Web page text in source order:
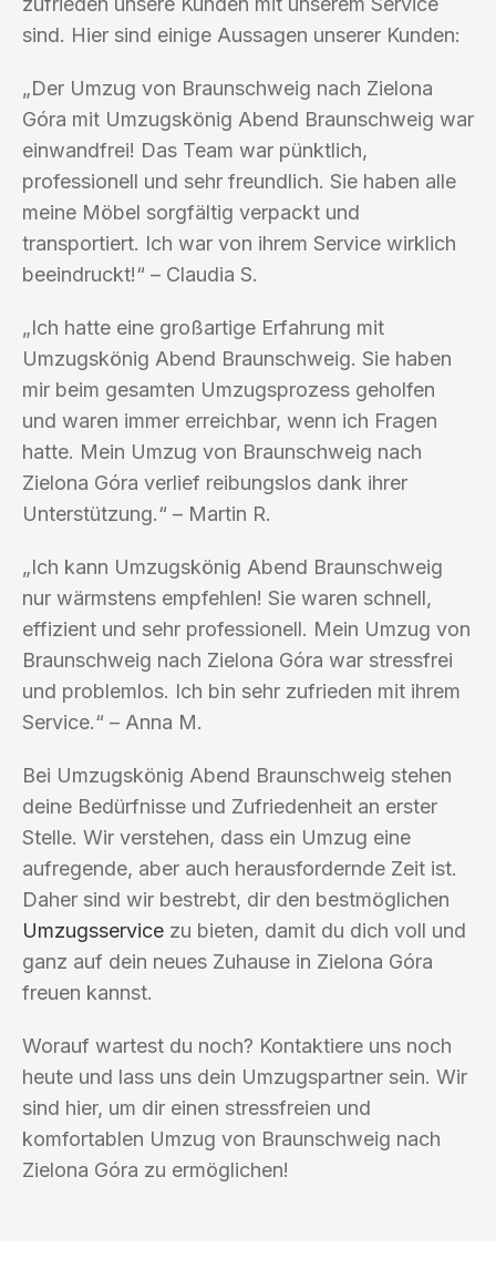
sind. Hier sind einige Aussagen unserer Kunden:
„Der Umzug von Braunschweig nach Zielona
Góra mit Umzugskönig Abend Braunschweig war
einwandfrei! Das Team war pünktlich,
professionell und sehr freundlich. Sie haben alle
meine Möbel sorgfältig verpackt und
transportiert. Ich war von ihrem Service wirklich
beeindruckt!“ – Claudia S.
„Ich hatte eine großartige Erfahrung mit
Umzugskönig Abend Braunschweig. Sie haben
mir beim gesamten Umzugsprozess geholfen
und waren immer erreichbar, wenn ich Fragen
hatte. Mein Umzug von Braunschweig nach
Zielona Góra verlief reibungslos dank ihrer
Unterstützung.“ – Martin R.
„Ich kann Umzugskönig Abend Braunschweig
nur wärmstens empfehlen! Sie waren schnell,
effizient und sehr professionell. Mein Umzug von
Braunschweig nach Zielona Góra war stressfrei
und problemlos. Ich bin sehr zufrieden mit ihrem
Service.“ – Anna M.
Bei Umzugskönig Abend Braunschweig stehen
deine Bedürfnisse und Zufriedenheit an erster
Stelle. Wir verstehen, dass ein Umzug eine
aufregende, aber auch herausfordernde Zeit ist.
Daher sind wir bestrebt, dir den bestmöglichen
Umzugsservice zu bieten, damit du dich voll und
ganz auf dein neues Zuhause in Zielona Góra
freuen kannst.
Worauf wartest du noch? Kontaktiere uns noch
heute und lass uns dein Umzugspartner sein. Wir
sind hier, um dir einen stressfreien und
komfortablen Umzug von Braunschweig nach
Zielona Góra zu ermöglichen!